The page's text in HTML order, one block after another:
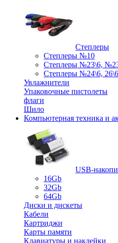
Степлеры
Степлеры №10
Степлеры №23\6,
Степлеры №24\6, 26\6
Увлажнители
Упаковочные пистолеты
флаги
Шило
Компьютерная техника и
USB-
16Gb
32Gb
64Gb
Диски и дискеты
Кабели
Картриджи
Карты памяти
Клавиатуры и наклейки